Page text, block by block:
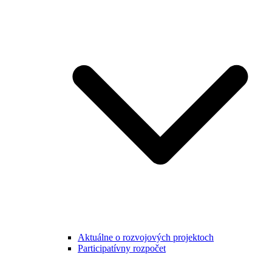
Aktuálne o rozvojových projektoch
Participatívny rozpočet